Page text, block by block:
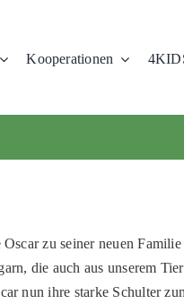
Kooperationen
zu seiner neuen
die auch aus unserem
nun ihre starke Schulter